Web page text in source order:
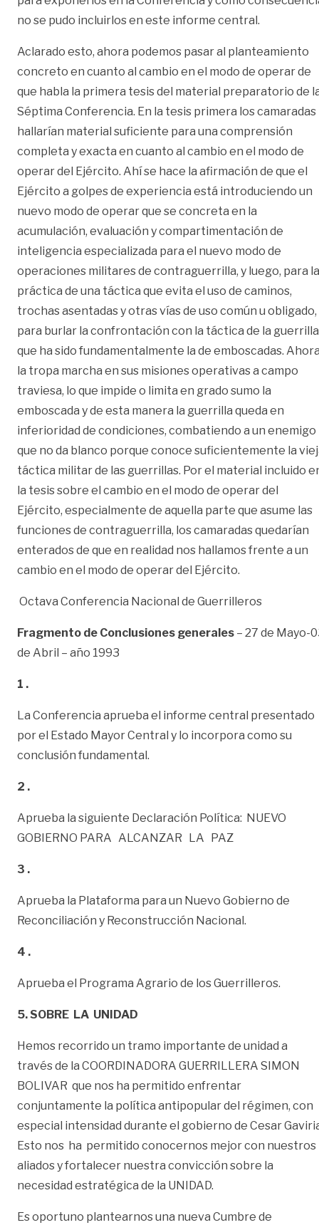
no se pudo incluirlos en este informe central.
Aclarado esto, ahora podemos pasar al planteamiento
concreto en cuanto al cambio en el modo de operar de
que habla la primera tesis del material preparatorio de
Séptima Conferencia. En la tesis primera los camaradas
hallarían material suficiente para una comprensión
completa y exacta en cuanto al cambio en el modo de
operar del Ejército. Ahí se hace la afirmación de que el
Ejército a golpes de experiencia está introduciendo un
nuevo modo de operar que se concreta en la
acumulación, evaluación y compartimentación de
inteligencia especializada para el nuevo modo de
operaciones militares de contraguerrilla, y luego, para la
práctica de una táctica que evita el uso de caminos,
trochas asentadas y otras vías de uso común u obligado,
para burlar la confrontación con la táctica de la guerrilla
que ha sido fundamentalmente la de emboscadas.
la tropa marcha en sus misiones operativas a campo
traviesa, lo que impide o limita en grado sumo la
emboscada y de esta manera la guerrilla queda en
inferioridad de condiciones, combatiendo a un enemigo
que no da blanco porque conoce suficientemente la
táctica militar de las guerrillas. Por el material incluido
la tesis sobre el cambio en el modo de operar del
Ejército, especialmente de aquella parte que asume las
funciones de contraguerrilla, los camaradas quedarían
enterados de que en realidad nos hallamos frente a un
cambio en el modo de operar del Ejército.
Octava Conferencia Nacional de Guerrilleros
Fragmento de Conclusiones generales – 27 de Mayo-
de Abril – año 1993
1 .
La Conferencia aprueba el informe central presentado
por el Estado Mayor Central y lo incorpora como su
conclusión fundamental.
2 .
Aprueba la siguiente Declaración Política: NUEVO
GOBIERNO PARA ALCANZAR LA PAZ
3 .
Aprueba la Plataforma para un Nuevo Gobierno de
Reconciliación y Reconstrucción Nacional.
4 .
Aprueba el Programa Agrario de los Guerrilleros.
5. SOBRE LA UNIDAD
Hemos recorrido un tramo importante de unidad a
través de la COORDINADORA GUERRILLERA SIMON
BOLIVAR que nos ha permitido enfrentar
conjuntamente la política antipopular del régimen, con
especial intensidad durante el gobierno de Cesar
Esto nos ha permitido conocernos mejor con nuestros
aliados y fortalecer nuestra convicción sobre la
necesidad estratégica de la UNIDAD.
Es oportuno plantearnos una nueva Cumbre de